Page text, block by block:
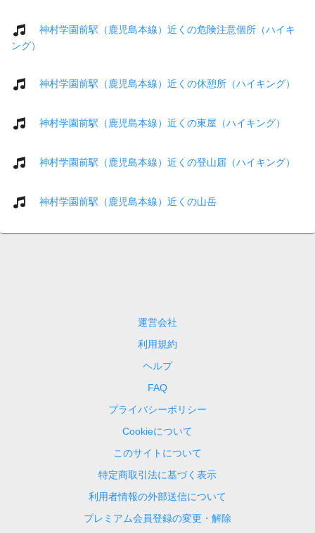
神村学園前駅（鹿児島本線）近くの危険注意個所（ハイキ
ング）
神村学園前駅（鹿児島本線）近くの休憩所（ハイキング）
神村学園前駅（鹿児島本線）近くの東屋（ハイキング）
神村学園前駅（鹿児島本線）近くの登山届（ハイキング）
神村学園前駅（鹿児島本線）近くの山岳
運営会社
利用規約
ヘルプ
FAQ
プライバシーポリシー
Cookieについて
このサイトについて
特定商取引法に基づく表示
利用者情報の外部送信について
プレミアム会員登録の変更・解除